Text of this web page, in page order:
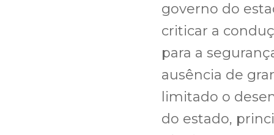
governo do
criticar a
para a
ausência de
limitado o
do estado,